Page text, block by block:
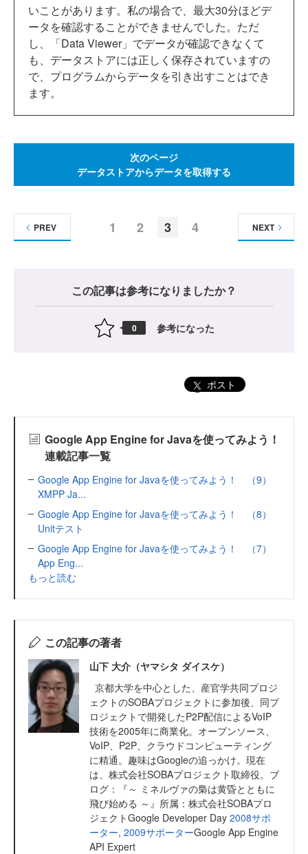
いことがあります。私の場合で、最大30分ほどデ
ータを確認することができませんでした。ただ
し、「Data Viewer」でデータが確認できなくて
も、データストアには正しく保存されていますの
で、プログラムからデータを引き出すことはでき
ます。
次のページ
データストアからデータを取得する
1 2 3 4
PREV NEXT
この記事は参考になりましたか？
0 参考になった
ポスト
Google App Engine for Javaを使ってみよう！
連載記事一覧
Google App Engine for Javaを使ってみよう！ （9）
XMPP Ja...
Google App Engine for Javaを使ってみよう！ （8）
Unitテスト
Google App Engine for Javaを使ってみよう！ （7）
App Eng...
もっと読む
この記事の著者
山下 大介（ヤマシタ ダイスケ）
京都大学を中心とした、産官学共同プロジ
ェクトのSOBAプロジェクトに参加後、同プ
ロジェクトで開発したP2P配信によるVoIP
技術を2005年に商業化。オープンソース、
VoIP、P2P、クラウドコンピューティング
に精通。趣味はGoogleの追っかけ。現在
は、株式会社SOBAプロジェクト取締役。ブ
ログ：『～ ミネルヴァの梟は黄昏とともに
飛び始める ～』所属：株式会社SOBAプロ
ジェクトGoogle Developer Day 2008サポ
ーター, 2009サポーターGoogle App Engine
API Expert